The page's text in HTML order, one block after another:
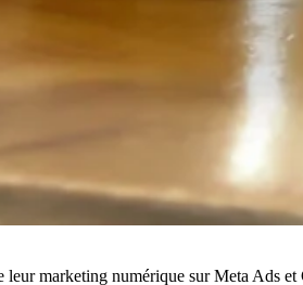
leur marketing numérique sur Meta Ads